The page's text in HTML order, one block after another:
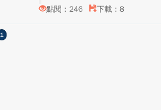
點閱：246
下載：8
1